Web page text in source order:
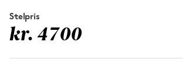
Stelpris
kr. 4700